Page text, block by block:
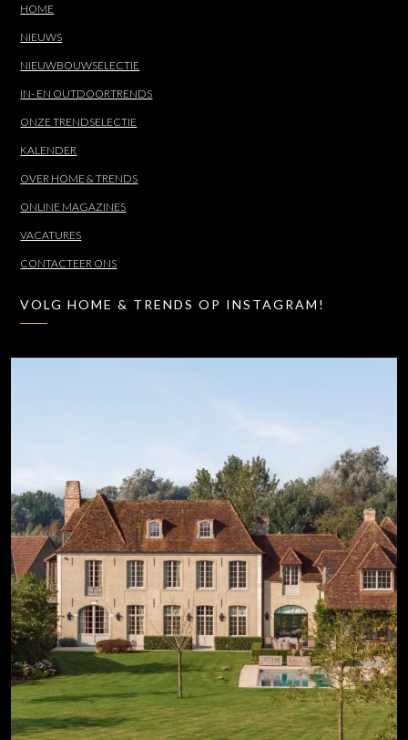
HOME
NIEUWS
NIEUWBOUWSELECTIE
IN- EN OUTDOORTRENDS
ONZE TRENDSELECTIE
KALENDER
OVER HOME & TRENDS
ONLINE MAGAZINES
VACATURES
CONTACTEER ONS
VOLG HOME & TRENDS OP INSTAGRAM!